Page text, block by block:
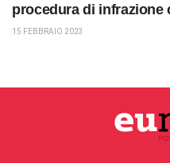
procedura di infrazione
15 FEBBRAIO 2023